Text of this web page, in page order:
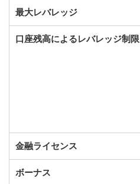
最大レバレッジ
口座残高によるレバレッジ制限
金融ライセンス
ボーナス